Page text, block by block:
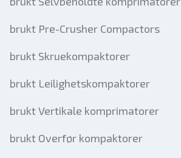
brukt Pre-Crusher Compactors
brukt Skruekompaktorer
brukt Leilighetskompaktorer
brukt Vertikale komprimatorer
brukt Overfør kompaktorer